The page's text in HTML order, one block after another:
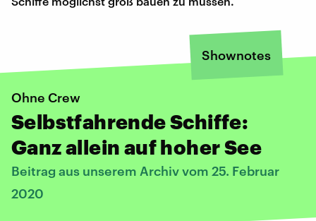
Shownotes
Ohne Crew
Selbstfahrende Schiffe:
Ganz allein auf hoher See
Beitrag aus unserem Archiv vom 25. Februar
2020